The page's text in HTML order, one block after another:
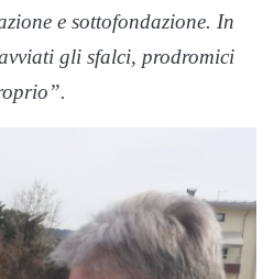
e sottofondazione. In
gli sfalci, prodromici